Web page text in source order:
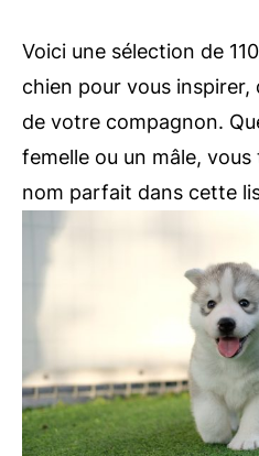
Voici une sélection de
chien pour vous inspirer,
de votre compagnon.
femelle ou un mâle,
nom parfait dans cette